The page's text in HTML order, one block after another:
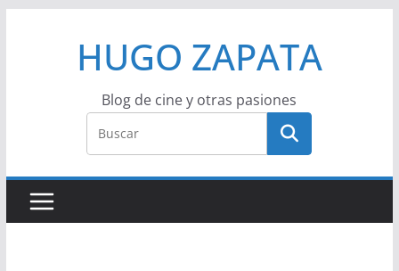
HUGO ZAPATA
Blog de cine y otras pasiones